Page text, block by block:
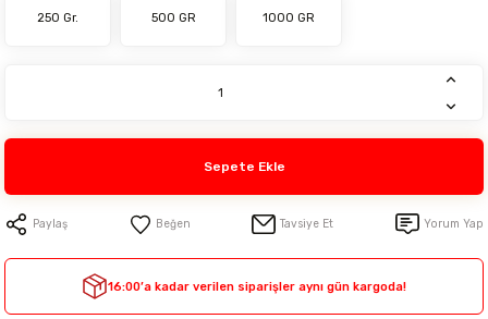
250 Gr. 500 GR 1000 GR
Sepete Ekle
Paylaş Tavsiye Et Yorum Yap
16:00’a kadar verilen siparişler aynı gün kargoda!